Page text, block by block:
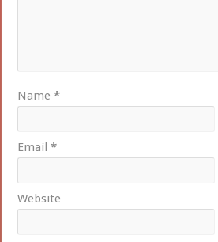
Name*
Email*
Website